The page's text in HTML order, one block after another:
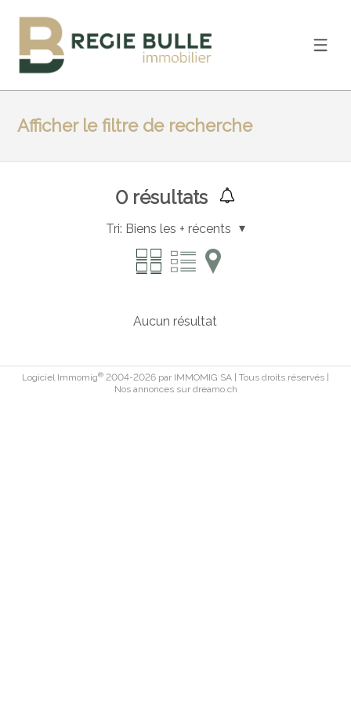
Afficher le filtre de recherche
0résultats
Tri: Biens les + récents
Aucun résultat
Logiciel Immomig® 2004-2026 par IMMOMIG SA | Tous droits réservés |
Nos annonces sur dreamo.ch